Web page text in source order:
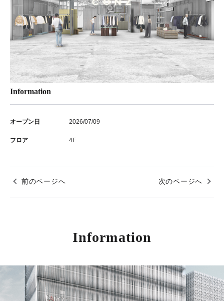
Information
オープン日 2026/07/09
フロア 4F
前のページへ 次のページへ
Information